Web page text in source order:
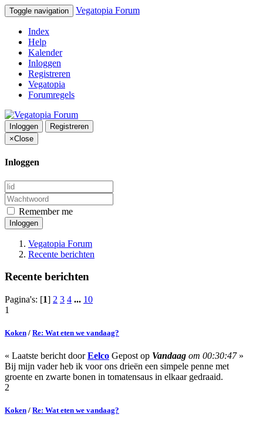
Toggle navigation Vegatopia Forum
Index
Help
Kalender
Inloggen
Registreren
Vegatopia
Forumregels
Inloggen
Registreren
×Close
Inloggen
Remember me
Inloggen
Vegatopia Forum
Recente berichten
Recente berichten
Pagina's: [1] 2 3 4 ... 10
1
Koken / Re: Wat eten we vandaag?
« Laatste bericht doorEelco Gepost op Vandaag om 00:30:47»
Bij mijn vader heb ik voor ons drieën een simpele penne met
groente en zwarte bonen in tomatensaus in elkaar gedraaid.
2
Koken / Re: Wat eten we vandaag?